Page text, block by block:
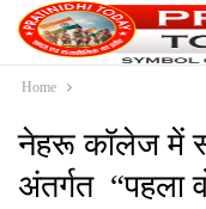
Home
नेहरू कॉलेज में
अंतर्गत “पहला